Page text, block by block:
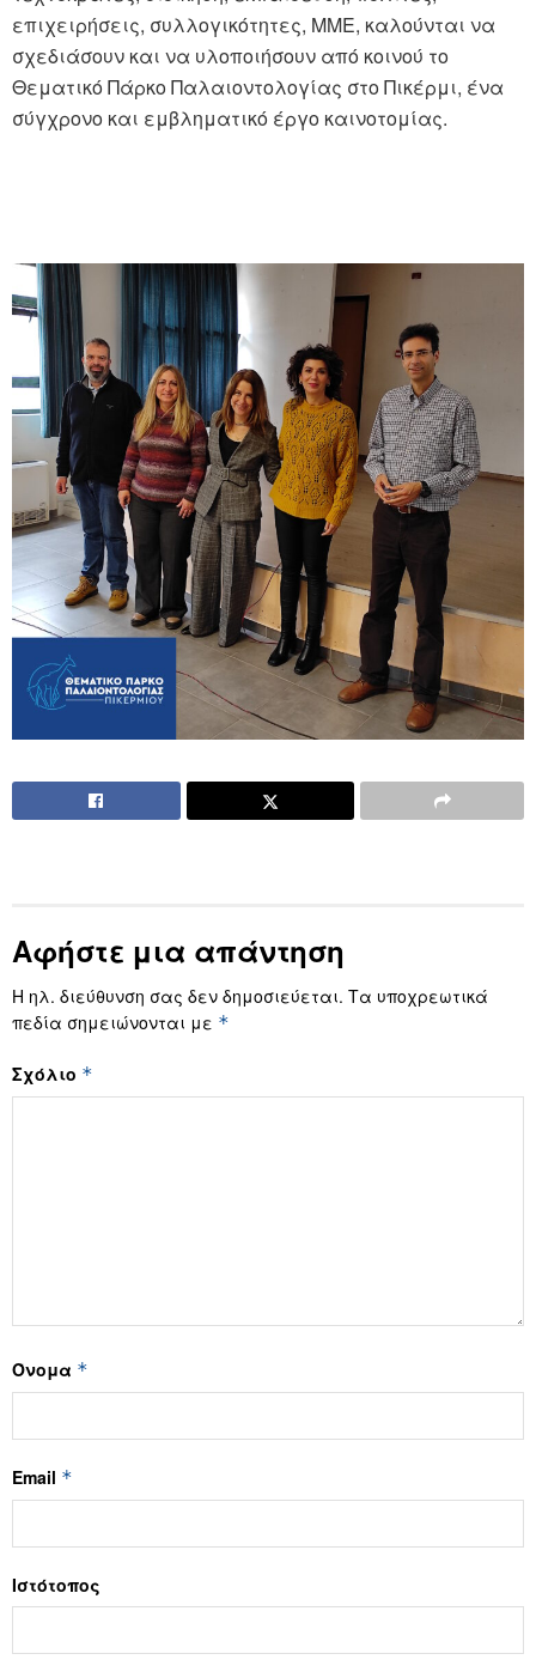
επιχειρήσεις, συλλογικότητες, ΜΜΕ, καλούνται να
σχεδιάσουν και να υλοποιήσουν από κοινού το
Θεματικό Πάρκο Παλαιοντολογίας στο Πικέρμι, ένα
σύγχρονο και εμβληματικό έργο καινοτομίας.
Αφήστε μια απάντηση
Η ηλ. διεύθυνση σας δεν δημοσιεύεται. Τα υποχρεωτικά
πεδία σημειώνονται με *
Σχόλιο *
Όνομα *
Email *
Ιστότοπος